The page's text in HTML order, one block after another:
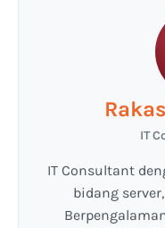
IT
IT Consultant
bidang